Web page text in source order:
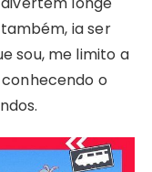
ia ser
sou, me limito a
o